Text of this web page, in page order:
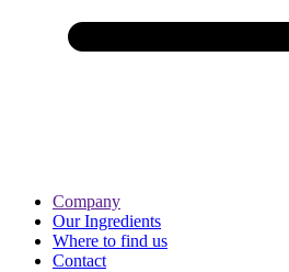
Company
Our Ingredients
Where to find us
Contact